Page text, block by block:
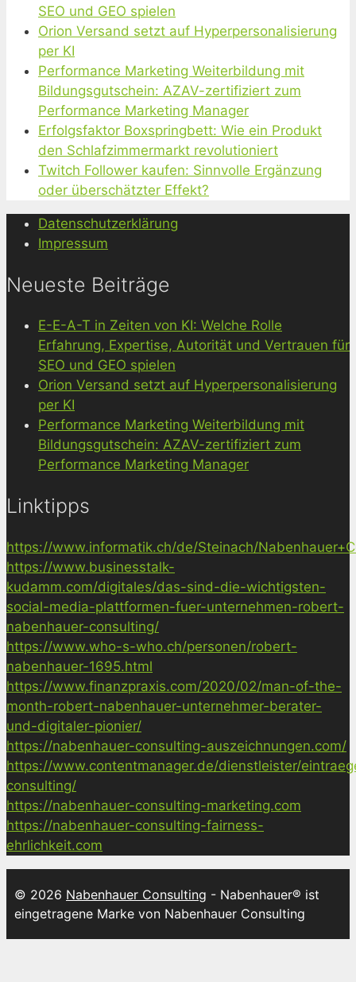
SEO und GEO spielen
Orion Versand setzt auf Hyperpersonalisierung
per KI
Performance Marketing Weiterbildung mit
Bildungsgutschein: AZAV-zertifiziert zum
Performance Marketing Manager
Erfolgsfaktor Boxspringbett: Wie ein Produkt
den Schlafzimmermarkt revolutioniert
Twitch Follower kaufen: Sinnvolle Ergänzung
oder überschätzter Effekt?
Datenschutzerklärung
Impressum
Neueste Beiträge
E-E-A-T in Zeiten von KI: Welche Rolle
Erfahrung, Expertise, Autorität und Vertrauen für
SEO und GEO spielen
Orion Versand setzt auf Hyperpersonalisierung
per KI
Performance Marketing Weiterbildung mit
Bildungsgutschein: AZAV-zertifiziert zum
Performance Marketing Manager
Linktipps
https://www.informatik.ch/de/Steinach/
https://www.businesstalk-
kudamm.com/digitales/das-sind-die-wichtigsten-
social-media-plattformen-fuer-unternehmen-robert-
nabenhauer-consulting/
https://www.who-s-who.ch/personen/robert-
nabenhauer-1695.html
https://www.finanzpraxis.com/2020/02/man-of-the-
month-robert-nabenhauer-unternehmer-berater-
und-digitaler-pionier/
https://nabenhauer-consulting-auszeichnungen.com/
https://www.contentmanager.de/dienstleister/
consulting/
https://nabenhauer-consulting-marketing.com
https://nabenhauer-consulting-fairness-
ehrlichkeit.com
© 2026 Nabenhauer Consulting - Nabenhauer® ist
eingetragene Marke von Nabenhauer Consulting